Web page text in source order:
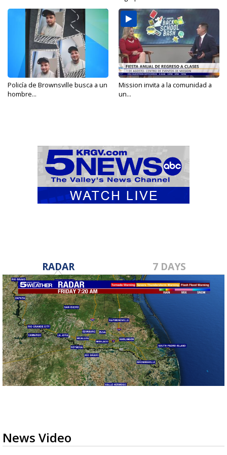
Policía de Brownsville busca a un
hombre...
Mission invita a la comunidad a
un...
RADAR 7 DAYS
News Video